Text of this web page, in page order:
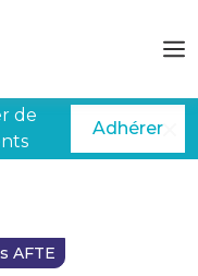
de
Adhérer
AFTE